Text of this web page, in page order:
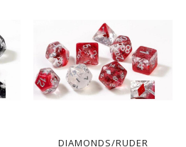
DIAMONDS/RUDER